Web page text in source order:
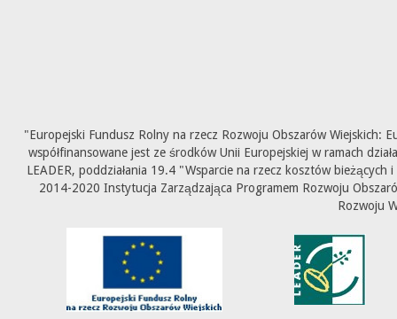
"Europejski Fundusz Rolny na rzecz Rozwoju Obszarów Wiejskich:
współfinansowane jest ze środków Unii Europejskiej w ramach
LEADER, poddziałania 19.4 "Wsparcie na rzecz kosztów
2014-2020 Instytucja Zarządzająca Programem Rozwoju
Rozwoju